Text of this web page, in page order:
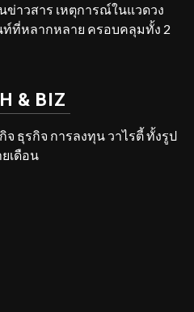
าวสาร เหตุการณ์ในแวดวง
ท์ที่หลากหลาย ครอบคลุมทั้ง 2
& BIZ
ธุรกิจ การลงทุน วาไรตี้ ทั้งรูป
เดือน